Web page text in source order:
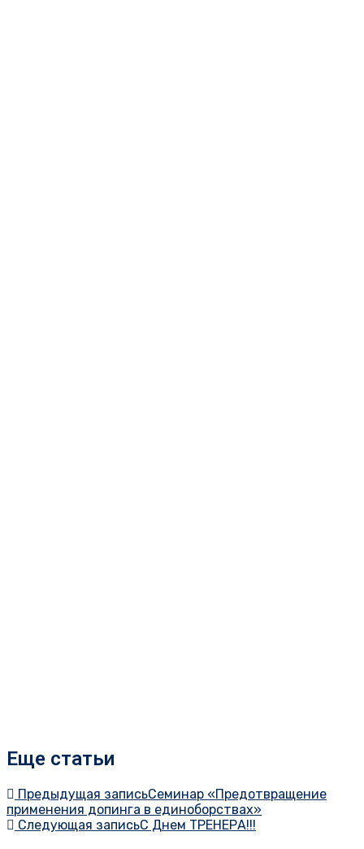
Еще статьи
Предыдущая записьCеминар «Предотвращение
применения допинга в единоборствах»
Следующая записьС Днем ТРЕНЕРА!!!